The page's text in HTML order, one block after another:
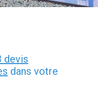
devis
dans votre